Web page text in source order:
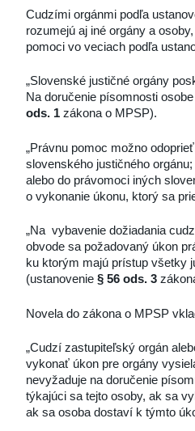
Cudzími orgánmi podľa
rozumejú aj iné orgány a
pomoci vo veciach podľa
„Slovenské justičné orgány
Na doručenie písomnosti
ods. 1 zákona o MPSP).
„Právnu pomoc možno
slovenského justičného
alebo do právomoci iných
o vykonanie úkonu, ktorý sa
„Na vybavenie dožiadania
obvode sa požadovaný úkon
ku ktorým majú prístup všetky
(ustanovenie § 56 ods. 3
Novela do zákona o MPSP
„Cudzí zastupiteľský orgán
vykonať úkon pre orgány
nevyžaduje na doručenie
týkajúci sa tejto osoby, ak sa
ak sa osoba dostaví k týmto